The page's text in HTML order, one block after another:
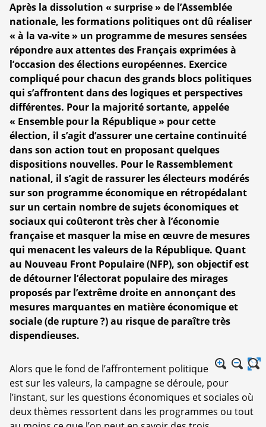
Après la dissolution « surprise » de l’Assemblée
nationale, les formations politiques ont dû réaliser
« à la va-vite » un programme de mesures sensées
répondre aux attentes des Français exprimées à
l’occasion des élections européennes. Exercice
compliqué pour chacun des grands blocs politiques
qui s’affrontent dans des logiques et perspectives
différentes. Pour la majorité sortante, appelée
« Ensemble pour la République » pour cette
élection, il s’agit d’assurer une certaine continuité
dans son action tout en proposant quelques
dispositions nouvelles. Pour le Rassemblement
national, il s’agit de rassurer les électeurs modérés
sur son programme économique en rétropédalant
sur un certain nombre de sujets économiques et
sociaux qui coûteront très cher à l’économie
française et masquer la mise en œuvre de mesures
qui menacent les valeurs de la République. Quant
au Nouveau Front Populaire (NFP), son objectif est
de détourner l’électorat populaire des mirages
proposés par l’extrême droite en annonçant des
mesures marquantes en matière économique et
sociale (de rupture ?) au risque de paraître très
dispendieuses.
Alors que le fond de l’affrontement politique
est sur les valeurs, la campagne se déroule, pour
l’instant, sur les questions économiques et sociales où
deux thèmes ressortent dans les programmes ou tout